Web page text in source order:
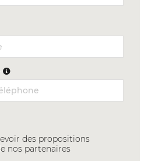
des propositions
nos partenaires